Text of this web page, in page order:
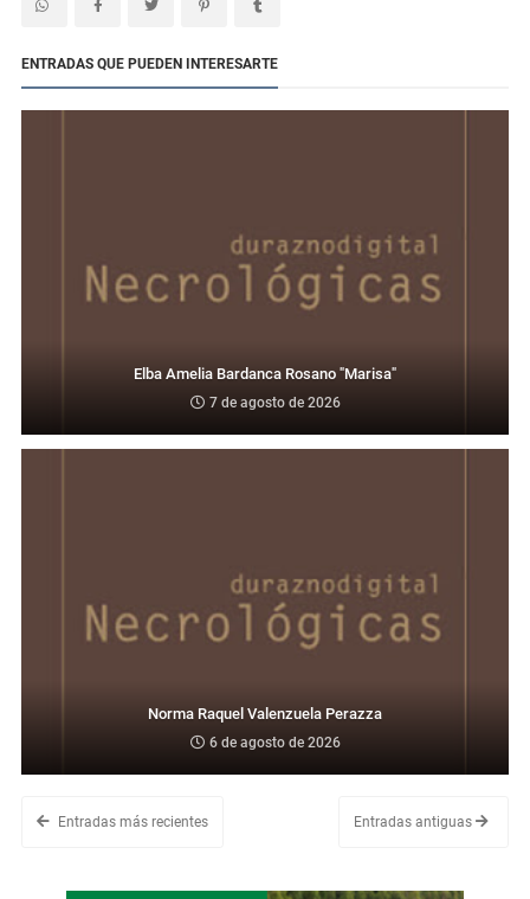
ENTRADAS QUE PUEDEN INTERESARTE
Elba Amelia Bardanca Rosano "Marisa"
7 de agosto de 2026
Norma Raquel Valenzuela Perazza
6 de agosto de 2026
Entradas más recientes Entradas antiguas